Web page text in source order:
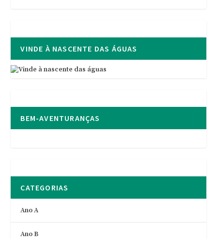
VINDE À NASCENTE DAS ÁGUAS
BEM-AVENTURANÇAS
CATEGORIAS
Ano A
Ano B